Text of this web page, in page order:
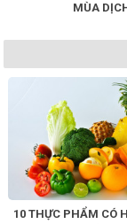
MÙA
10 THỰC PHẨM CÓ